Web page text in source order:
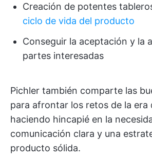
Creación de potentes
ciclo de vida del producto
Conseguir la aceptación y la
partes interesadas
Pichler también comparte las
para afrontar los retos de la era
haciendo hincapié en la
comunicación clara y una
producto sólida.